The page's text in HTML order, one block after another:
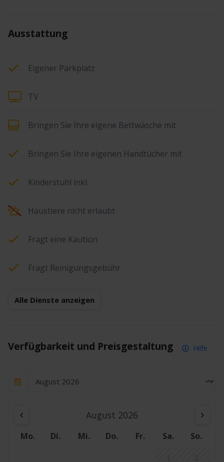
Ausstattung
Eigener Parkplatz
TV
Bringen Sie Ihre eigene Bettwäsche mit
Bringen Sie Ihre eigenen Handtücher mit
Kinderstuhl inkl.
Haustiere nicht erlaubt
Fragt eine Kaution
Fragt Reinigungsgebühr
Alle Dienste anzeigen
Verfügbarkeit und Preisgestaltung Hilfe
August 2026
Mo. Di. Mi. Do. Fr. Sa.
So.